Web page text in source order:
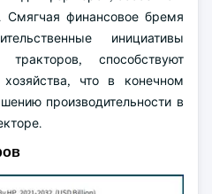
Смягчая финансовое бремя
инициативы
способствуют
хозяйства, что в конечном
производительности в